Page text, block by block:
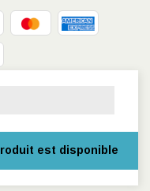
est disponible